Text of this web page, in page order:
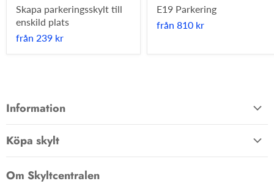
Skapa parkeringsskylt till
enskild plats
från 239 kr
E19 Parkering
från 810 kr
Information
Om oss
Köpa skylt
Material
Om Skyltcentralen